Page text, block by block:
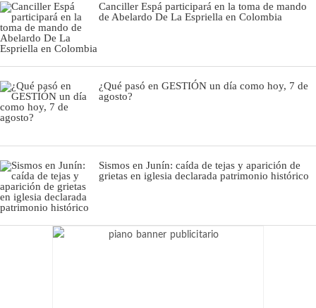
Canciller Espá participará en la toma de mando
de Abelardo De La Espriella en Colombia
¿Qué pasó en GESTIÓN un día como hoy, 7 de
agosto?
Sismos en Junín: caída de tejas y aparición de
grietas en iglesia declarada patrimonio histórico